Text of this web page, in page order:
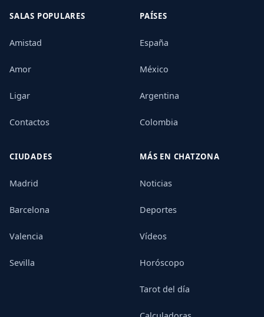
SALAS POPULARES
Amistad
Amor
Ligar
Contactos
PAÍSES
España
México
Argentina
Colombia
CIUDADES
Madrid
Barcelona
Valencia
Sevilla
MÁS EN CHATZONA
Noticias
Deportes
Vídeos
Horóscopo
Tarot del día